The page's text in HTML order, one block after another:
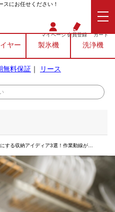
にお任せください！
マイページ会員登録 カート
ヤー 製氷機 洗浄機
無料保証 ｜ リース
収納アイディア3選！作業動線が悪いデメリットも解説